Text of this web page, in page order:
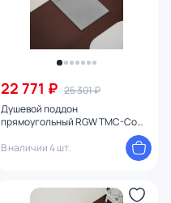
22 771 ₽ 25 301 ₽
Душевой поддон
прямоугольный RGW TMC-Co
В наличии 4 шт.